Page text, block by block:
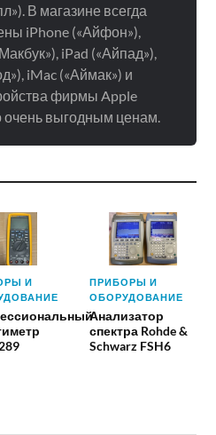
В магазине всегда
iPhone («Айфон»),
iPad («Айпад»),
iMac («Аймак») и
фирмы Apple
очень выгодным ценам.
И
ПРИБОРЫ И
ОБОРУДОВАНИЕ
Анализатор
спектра Rohde &
Schwarz FSH6